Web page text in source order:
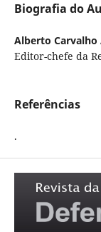
Biografia do
Alberto Carvalho
Editor-chefe da
Referências
.